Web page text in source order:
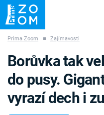
ZÁHADY VETŘELCI
Prima Zoom ■ Zajímavosti
Borůvka tak
do pusy.
vyrazí dech i